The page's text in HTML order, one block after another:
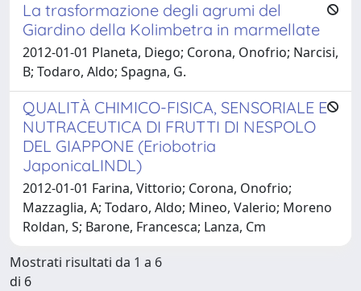
La trasformazione degli agrumi del
Giardino della Kolimbetra in marmellate
2012-01-01 Planeta, Diego; Corona, Onofrio; Narcisi,
B; Todaro, Aldo; Spagna, G.
QUALITÀ CHIMICO-FISICA, SENSORIALE E
NUTRACEUTICA DI FRUTTI DI NESPOLO
DEL GIAPPONE (Eriobotria
JaponicaLINDL)
2012-01-01 Farina, Vittorio; Corona, Onofrio;
Mazzaglia, A; Todaro, Aldo; Mineo, Valerio; Moreno
Roldan, S; Barone, Francesca; Lanza, Cm
Mostrati risultati da 1 a 6
di 6